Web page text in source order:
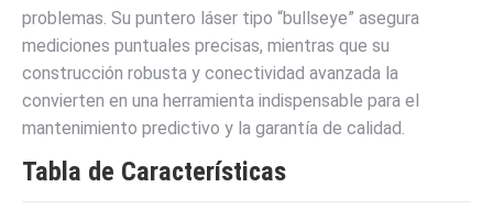
problemas. Su puntero láser tipo “bullseye” asegura
mediciones puntuales precisas, mientras que su
construcción robusta y conectividad avanzada la
convierten en una herramienta indispensable para el
mantenimiento predictivo y la garantía de calidad.
Tabla de Características